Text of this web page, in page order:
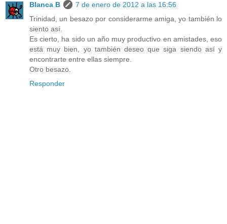
Blanca B
7 de enero de 2012 a las 16:56
Trinidad, un besazo por considerarme amiga, yo también lo
siento así.
Es cierto, ha sido un año muy productivo en amistades, eso
está muy bien, yo también deseo que siga siendo así y
encontrarte entre ellas siempre.
Otro besazo.
Responder